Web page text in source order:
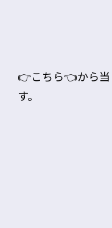
👉こちら👈から当
す。